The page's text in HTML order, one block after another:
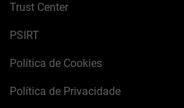
Trust Center
PSIRT
Política de Cookies
Política de Privacidade